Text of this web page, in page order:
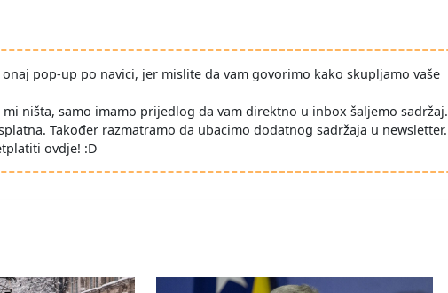
onaj pop-up po navici, jer mislite da vam govorimo kako skupljamo vaše
ništa, samo imamo prijedlog da vam direktno u inbox šaljemo sadržaj.
Također razmatramo da ubacimo dodatnog sadržaja u newsletter.
ovdje! :D